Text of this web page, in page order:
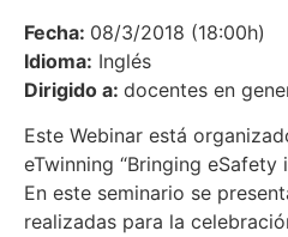
Fecha: 08/3/2018 (18:00h)
Idioma: Inglés
Dirigido a: docentes en
Este Webinar está
eTwinning “Bringing eSafety
En este seminario se
realizadas para la